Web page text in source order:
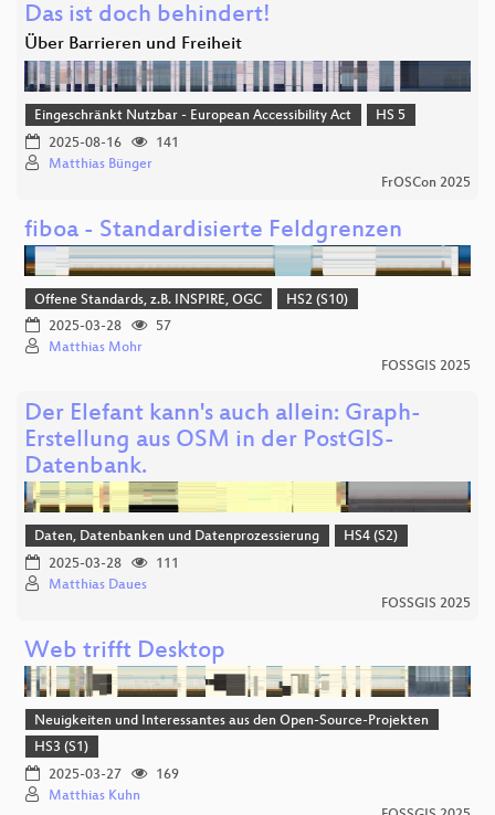
Das ist doch behindert!
Über Barrieren und Freiheit
Eingeschränkt Nutzbar - European Accessibility Act
HS 5
2025-08-16
141
Matthias Bünger
FrOSCon 2025
fiboa - Standardisierte Feldgrenzen
Offene Standards, z.B. INSPIRE, OGC
HS2 (S10)
2025-03-28
57
Matthias Mohr
FOSSGIS 2025
Der Elefant kann's auch allein: Graph-
Erstellung aus OSM in der PostGIS-
Datenbank.
Daten, Datenbanken und Datenprozessierung
HS4 (S2)
2025-03-28
111
Matthias Daues
FOSSGIS 2025
Web trifft Desktop
Neuigkeiten und Interessantes aus den Open-Source-Projekten
HS3 (S1)
2025-03-27
169
Matthias Kuhn